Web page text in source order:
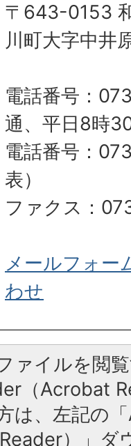
〒643-0153
川町大字中井
電話番号：
通、平日8時
電話番号：
表）
ファクス：
メールフォー
わせ
ァイルを閲
（Acrobat
は、左記の
）」ダ